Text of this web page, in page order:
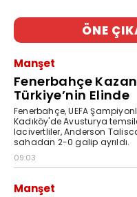
ÖNE
Manşet
Fenerbahçe
Türkiye’nin Elinde
Fenerbahçe, UEFA
Kadıköy'de Avusturya
lacivertliler, Anderson
sahadan 2-0 galip ayrıldı.
09:03
Manşet